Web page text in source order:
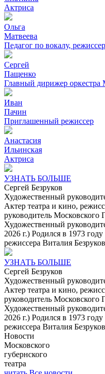
Актриса
Ольга
Матвеева
Педагог по вокалу, режиссер
Сергей
Пащенко
Главный дирижер оркестра
Иван
Пачин
Приглашенный режиссер
Анастасия
Ильинская
Актриса
УЗНАТЬ БОЛЬШЕ
Сергей Безруков
Художественный
Актер театра и кино,
руководитель Московского
Художественный
2026 г.) Родился в 1973
режиссера Виталия
УЗНАТЬ БОЛЬШЕ
Сергей Безруков
Художественный
Актер театра и кино,
руководитель Московского
Художественный
2026 г.) Родился в 1973
режиссера Виталия
Новости
Московского
губернского
театра